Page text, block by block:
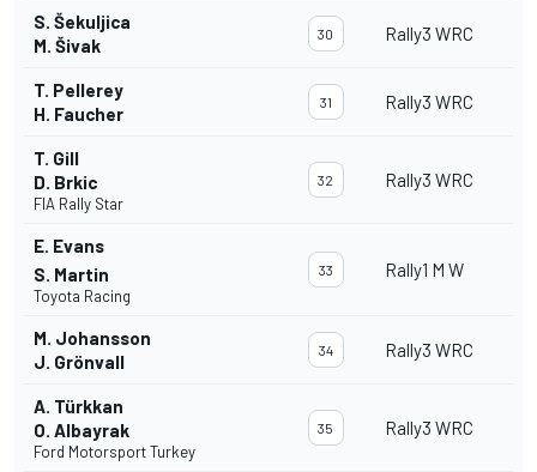
S. Šekuljica
M. Šivak
30 Rally3 WRC
T. Pellerey
H. Faucher
31 Rally3 WRC
T. Gill
D. Brkic
FIA Rally Star
32 Rally3 WRC
E. Evans
S. Martin
Toyota Racing
33 Rally1 M W
M. Johansson
J. Grönvall
34 Rally3 WRC
A. Türkkan
O. Albayrak
Ford Motorsport Turkey
35 Rally3 WRC